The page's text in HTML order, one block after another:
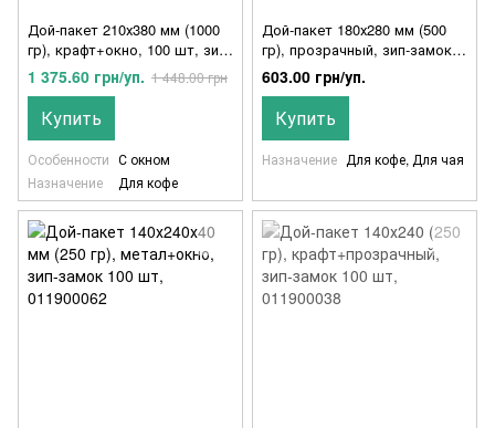
Дой-пакет 210х380 мм (1000
гр), крафт+окно, 100 шт, зип-
замок
1 375.60 грн/уп. 1 448.00 грн
Купить
Особенности С окном
Назначение
Для кофе
Дой-пакет 180х280 мм (500
гр), прозрачный, зип-замок
100 шт, 011900021
603.00 грн/уп.
Купить
Назначение Для кофе, Для чая